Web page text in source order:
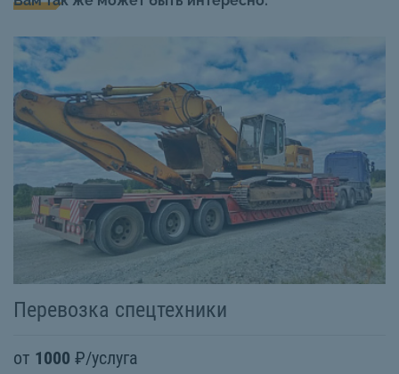
Перевозка спецтехники
от 1000 ₽/услуга